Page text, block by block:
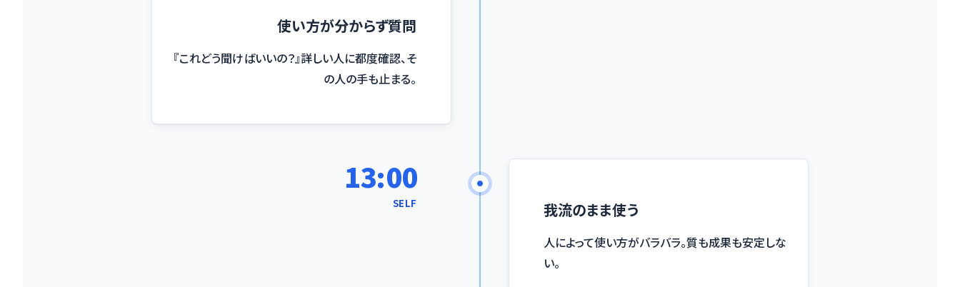
使い方が分からず質問
『これどう聞けばいいの？』詳しい人に都度確認、そ
の人の手も止まる。
13:00
SELF 我流のまま使う
人によって使い方がバラバラ。質も成果も安定しな
い。